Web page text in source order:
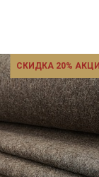
СКИДКА 20%